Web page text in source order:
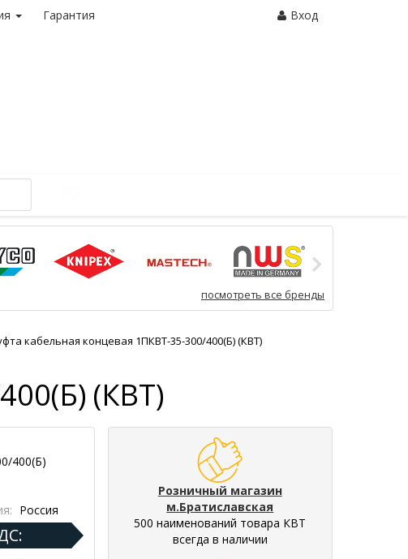
Гарантия Вход
посмотреть все бренды
кабельная концевая 1ПКВТ-35-300/400(Б) (КВТ)
(КВТ)
400(Б)
Россия
Розничный магазин
м.Братиславская
500 наименований товара КВТ
всегда в наличии